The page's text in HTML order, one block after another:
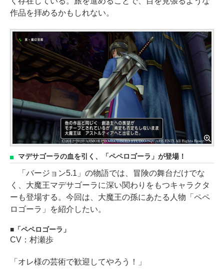
作品を拝めるかもしれない。
マデサゴーラの血を引く、「ペペロゴーラ」が登場！
「バージョン5.1」の物語では、冒険の舞台だけでな
く、大魔王マデサゴーラに深い関わりをもつキャラクタ
ーも登場する。今回は、大魔王の孫にあたる人物「ペペ
ロゴーラ」を紹介したい。
「ペペロゴーラ」
CV：村瀬歩
「オレ様の芸術で歓迎してやろう！」